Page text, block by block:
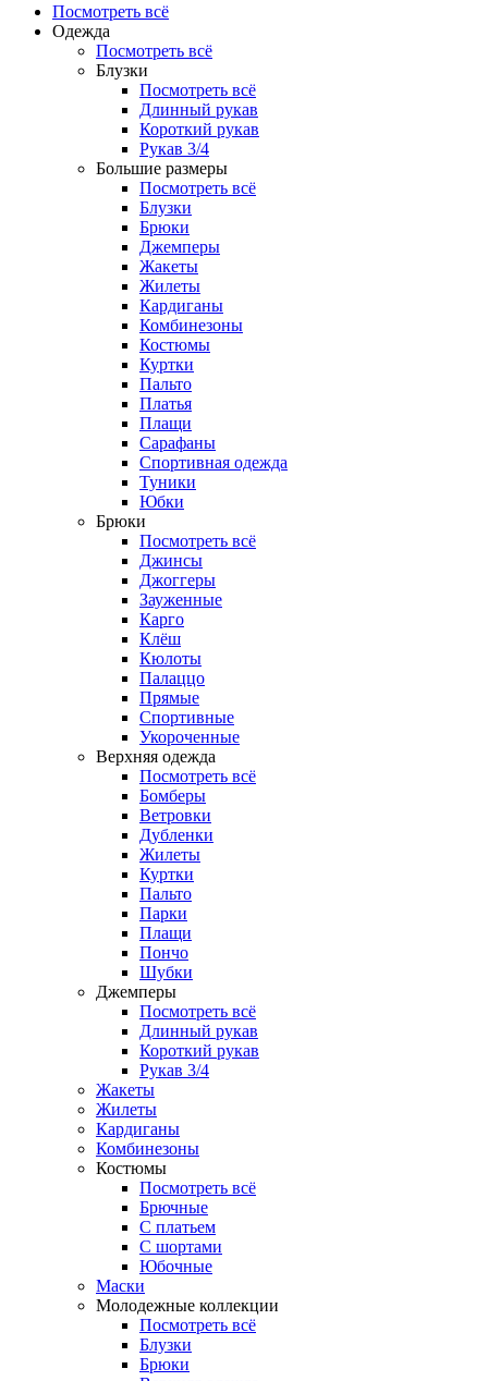
Посмотреть всё
Одежда
Посмотреть всё
Блузки
Посмотреть всё
Длинный рукав
Короткий рукав
Рукав 3/4
Большие размеры
Посмотреть всё
Блузки
Брюки
Джемперы
Жакеты
Жилеты
Кардиганы
Комбинезоны
Костюмы
Куртки
Пальто
Платья
Плащи
Сарафаны
Спортивная одежда
Туники
Юбки
Брюки
Посмотреть всё
Джинсы
Джоггеры
Зауженные
Карго
Клёш
Кюлоты
Палаццо
Прямые
Спортивные
Укороченные
Верхняя одежда
Посмотреть всё
Бомберы
Ветровки
Дубленки
Жилеты
Куртки
Пальто
Парки
Плащи
Пончо
Шубки
Джемперы
Посмотреть всё
Длинный рукав
Короткий рукав
Рукав 3/4
Жакеты
Жилеты
Кардиганы
Комбинезоны
Костюмы
Посмотреть всё
Брючные
С платьем
С шортами
Юбочные
Маски
Молодежные коллекции
Посмотреть всё
Блузки
Брюки